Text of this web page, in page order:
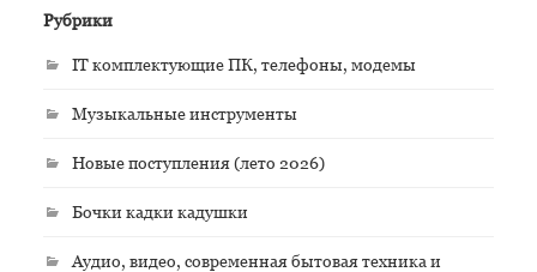
Рубрики
IT комплектующие ПК, телефоны, модемы
Музыкальные инструменты
Новые поступления (лето 2026)
Бочки кадки кадушки
Аудио, видео, современная бытовая техника и